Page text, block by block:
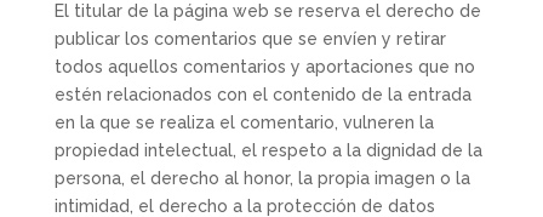
El titular de la página web se reserva el derecho de
publicar los comentarios que se envíen y retirar
todos aquellos comentarios y aportaciones que no
estén relacionados con el contenido de la entrada
en la que se realiza el comentario, vulneren la
propiedad intelectual, el respeto a la dignidad de la
persona, el derecho al honor, la propia imagen o la
intimidad, el derecho a la protección de datos